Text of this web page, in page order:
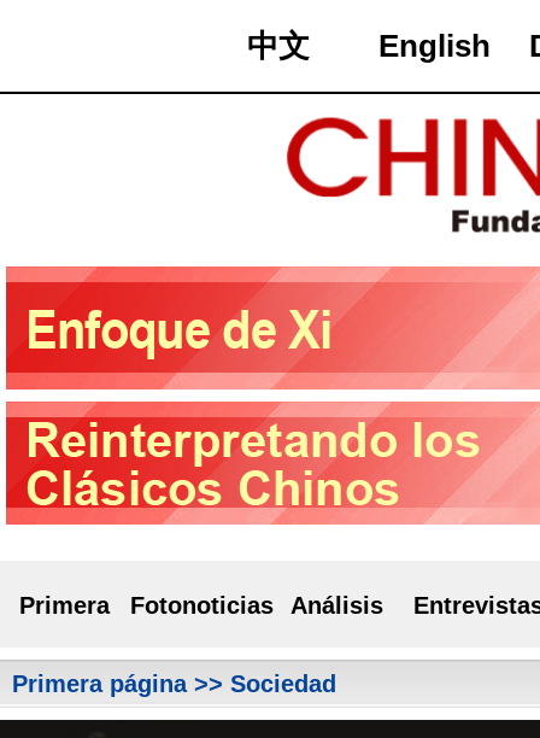
中文 English
Primera Fotonoticias Análisis
Primera página>> Sociedad